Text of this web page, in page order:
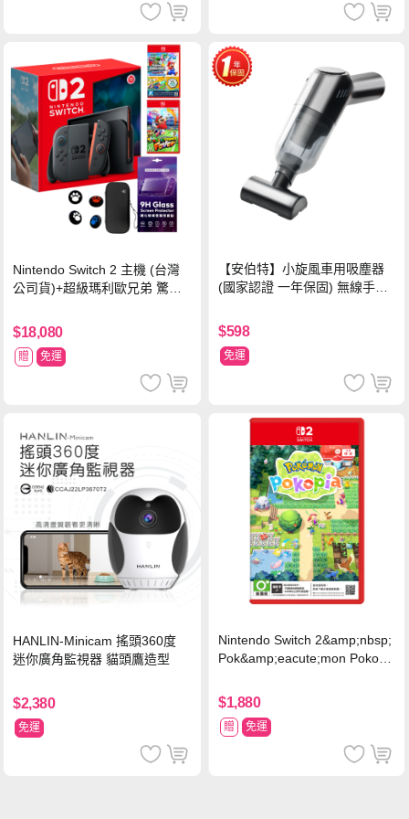
Nintendo Switch 2 主機 (台灣
公司貨)+超級瑪利歐兄弟 驚奇
球 狂熱 中文版
$18,080
贈 免運
【安伯特】小旋風車用吸塵器
(國家認證 一年保固) 無線手持
黑色
$598
免運
HANLIN-Minicam 搖頭360度
迷你廣角監視器 貓頭鷹造型
$2,380
免運
Nintendo Switch 2&amp;nbsp;
Pok&amp;eacute;mon Pokopi
$1,880
贈 免運